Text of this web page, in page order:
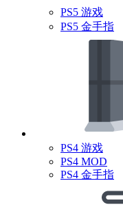
PS5 游戏
PS5 金手指
PS4 游戏
PS4 MOD
PS4 金手指